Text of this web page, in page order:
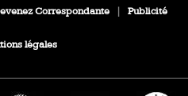
Correspondante Publicité
légales